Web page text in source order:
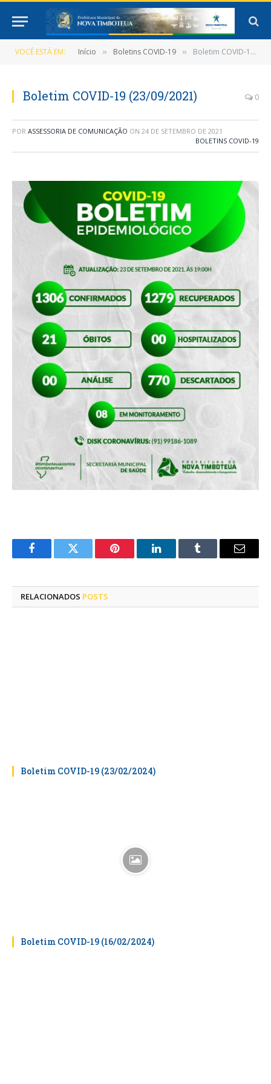
VOCÊ ESTÁ EM: Início » Boletins COVID-19 » Boletim COVID-19 (23/09/2021)
Boletim COVID-19 (23/09/2021) 0
POR ASSESSORIA DE COMUNICAÇÃO ON 24 DE SETEMBRO DE 2021
BOLETINS COVID-19
FacebookTwitter Pinterest LinkedInTumblr
E-
RELACIONADOS POSTS
Boletim COVID-19 (23/02/2024)
Boletim COVID-19 (16/02/2024)